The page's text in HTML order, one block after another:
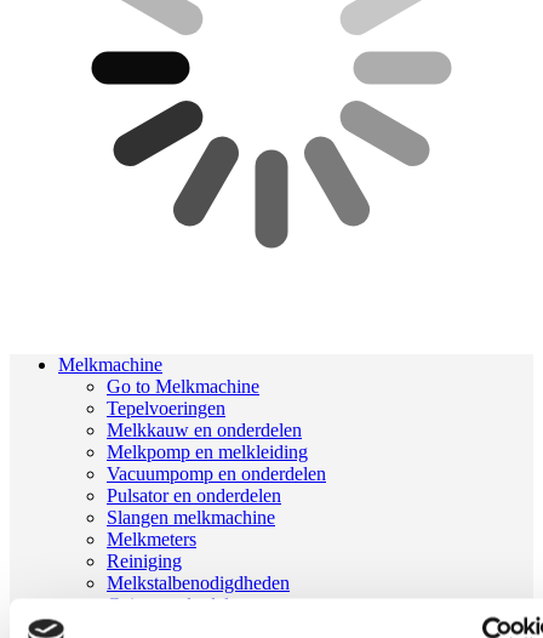
Melkmachine
Go to Melkmachine
Tepelvoeringen
Melkkauw en onderdelen
Melkpomp en melkleiding
Vacuumpomp en onderdelen
Pulsator en onderdelen
Slangen melkmachine
Melkmeters
Reiniging
Melkstalbenodigdheden
Geiten onderdelen
Melkrobot